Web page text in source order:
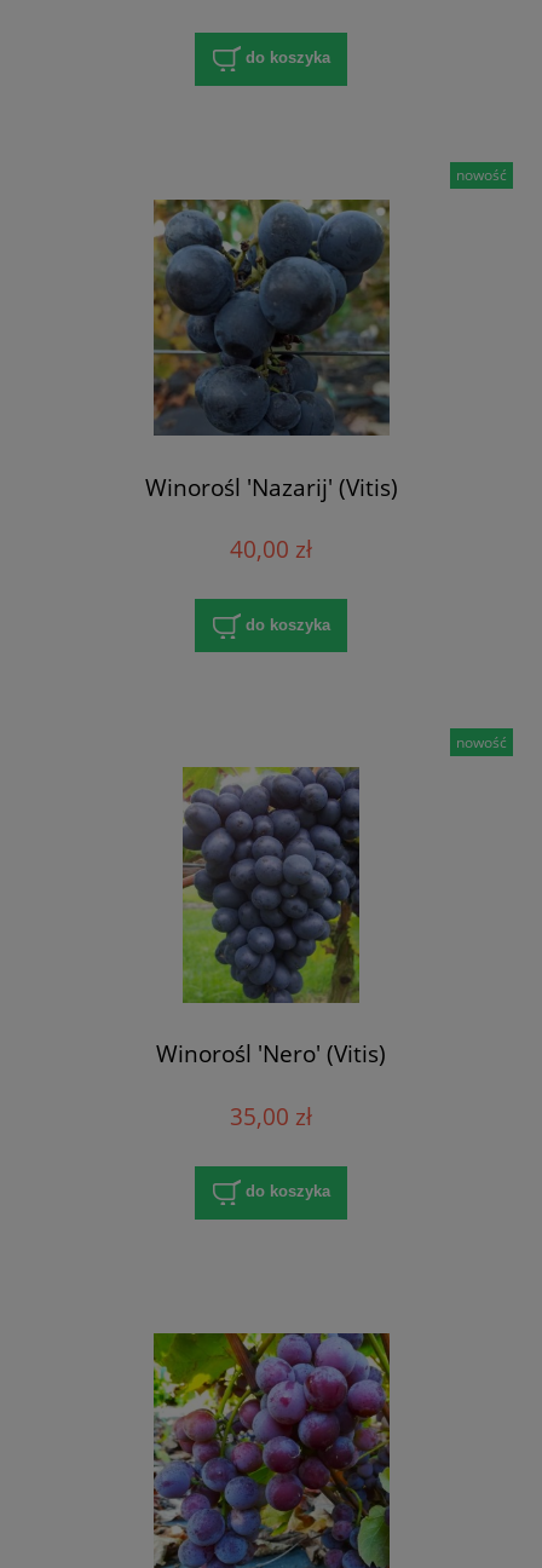
do koszyka
Winorośl 'Nazarij' (Vitis)
40,00 zł
do koszyka
nowość
Winorośl 'Nero' (Vitis)
35,00 zł
do koszyka
nowość